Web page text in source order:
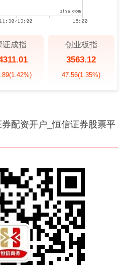
证成指
(1.42%)
创业板指
3563.12
47.56(1.35%)
配资开户_恒信证券股票平